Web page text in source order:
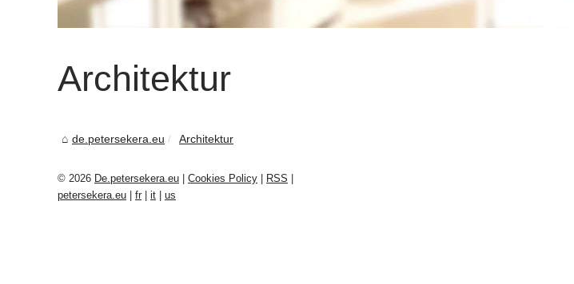
Architektur
de.petersekera.eu Architektur
© 2026 De.petersekera.eu Cookies Policy RSS
petersekera.eu
fr it us